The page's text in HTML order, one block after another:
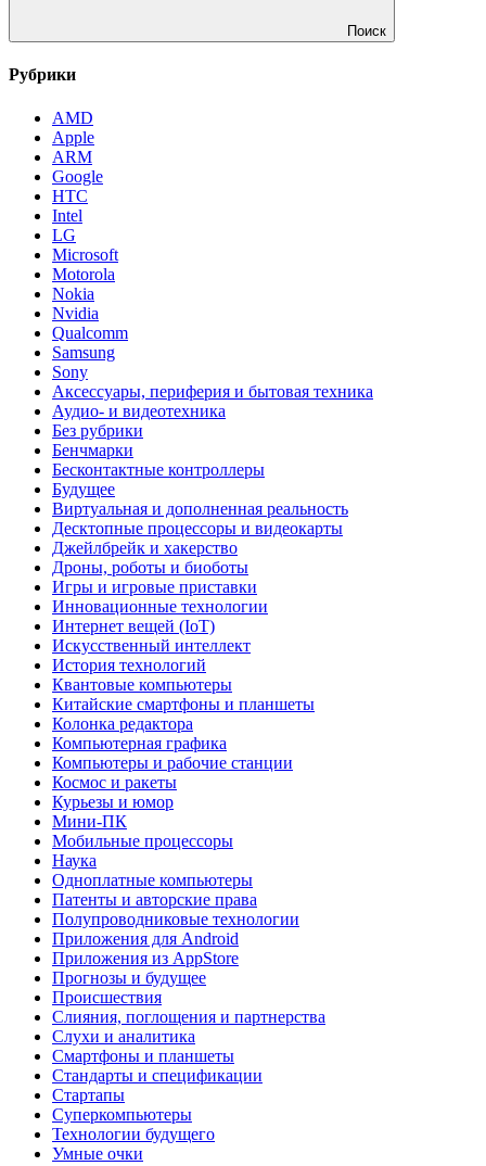
Поиск
Рубрики
AMD
Apple
ARM
Google
HTC
Intel
LG
Microsoft
Motorola
Nokia
Nvidia
Qualcomm
Samsung
Sony
Аксессуары, периферия и бытовая техника
Аудио- и видеотехника
Без рубрики
Бенчмарки
Бесконтактные контроллеры
Будущее
Виртуальная и дополненная реальность
Десктопные процессоры и видеокарты
Джейлбрейк и хакерство
Дроны, роботы и биоботы
Игры и игровые приставки
Инновационные технологии
Интернет вещей (IoT)
Искусственный интеллект
История технологий
Квантовые компьютеры
Китайские смартфоны и планшеты
Колонка редактора
Компьютерная графика
Компьютеры и рабочие станции
Космос и ракеты
Курьезы и юмор
Мини-ПК
Мобильные процессоры
Наука
Одноплатные компьютеры
Патенты и авторские права
Полупроводниковые технологии
Приложения для Android
Приложения из AppStore
Прогнозы и будущее
Происшествия
Слияния, поглощения и партнерства
Слухи и аналитика
Смартфоны и планшеты
Стандарты и спецификации
Стартапы
Суперкомпьютеры
Технологии будущего
Умные очки